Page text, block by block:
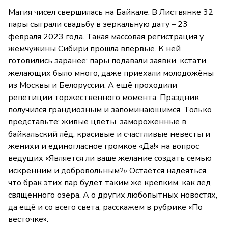
Магия чисел свершилась на Байкале. В Листвянке 32
пары сыграли свадьбу в зеркальную дату – 23
февраля 2023 года. Такая массовая регистрация у
жемчужины Сибири прошла впервые. К ней
готовились заранее: пары подавали заявки, кстати,
желающих было много, даже приехали молодожёны
из Москвы и Белоруссии. А ещё проходили
репетиции торжественного момента. Праздник
получился грандиозным и запоминающимся. Только
представьте: живые цветы, замороженные в
байкальский лёд, красивые и счастливые невесты и
женихи и единогласное громкое «Да!» на вопрос
ведущих «Является ли ваше желание создать семью
искренним и добровольным?» Остаётся надеяться,
что брак этих пар будет таким же крепким, как лёд
священного озера. А о других любопытных новостях,
да ещё и со всего света, расскажем в рубрике «По
весточке».